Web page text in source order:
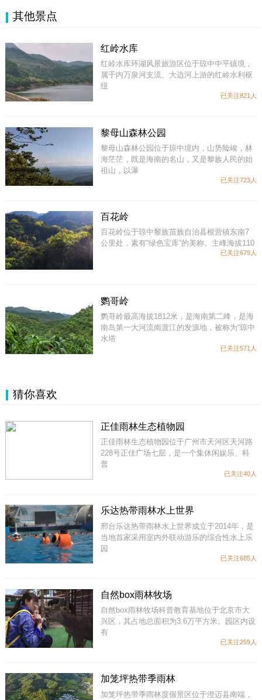
其他景点
红岭水库
红岭水库环湖风景旅游区位于琼中中平镇境，
属于内万泉河支流、大边河上游的红岭水利枢
纽
已关注821人
黎母山森林公园
黎母山森林公园位于琼中境内，山势险峻，林
海茫茫，既是海南的名山，又是黎族人民的始
祖山，以瀑
已关注723人
百花岭
百花岭位于琼中黎族苗族自治县根营镇东南7
公里处，素有“绿色宝库”的美称。主峰海拔110
已关注679人
鹦哥岭
鹦哥岭最高海拔1812米，是海南第二峰，是海
南岛第一大河流南渡江的发源地，被称为“琼中
水塔
已关注571人
猜你喜欢
正佳雨林生态植物园
正佳雨林生态植物园位于广州市天河区天河路
228号正佳广场七层，是一个集休闲娱乐、科
普
已关注40人
乐达热带雨林水上世界
邢台乐达热带雨林水上世界成立于2014年，是
当地首家采用室内外联动游乐的综合性水上乐
园
已关注685人
自然box雨林牧场
自然box雨林牧场科普教育基地位于北京市大
兴区，其占地总面积为3.6万平方米。园区内设
有
已关注259人
加笼坪热带季雨林
加笼坪热带季雨林度假景区位于澄迈县南端，